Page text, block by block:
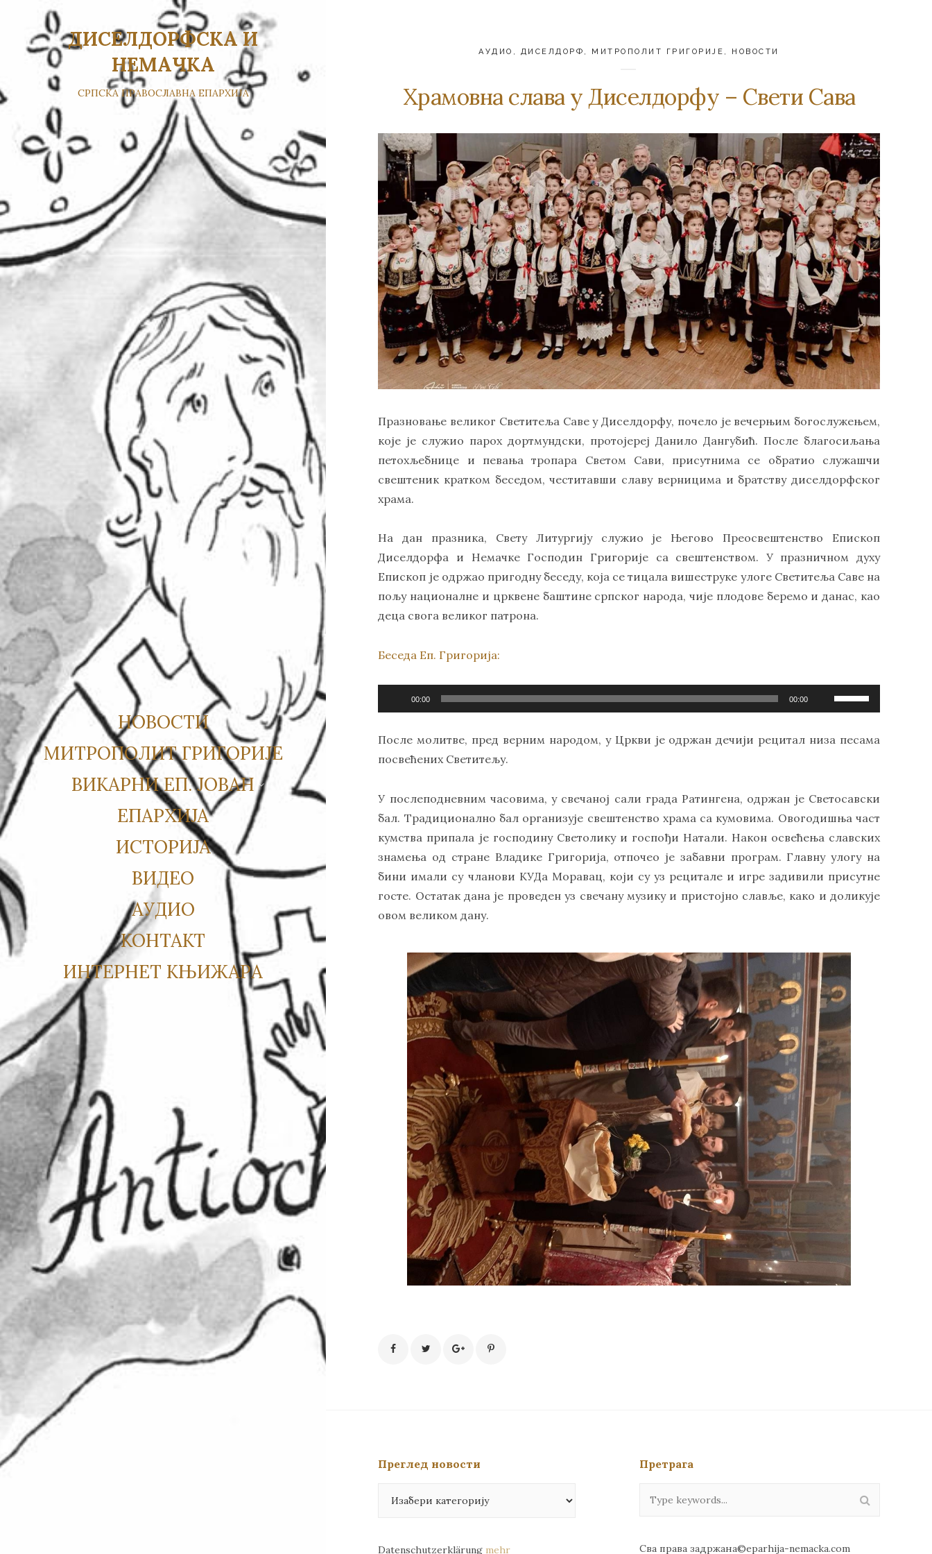
ДИСЕЛДОРФСКА И
НЕМАЧКА
СРПСКА ПРАВОСЛАВНА ЕПАРХИЈА
НОВОСТИ
МИТРОПОЛИТ ГРИГОРИЈЕ
ВИКАРНИ ЕП. ЈОВАН
ЕПАРХИЈА
ИСТОРИЈА
ВИДЕО
АУДИО
КОНТАКТ
ИНТЕРНЕТ КЊИЖАРА
АУДИО , ДИСЕЛДОРФ , МИТРОПОЛИТ ГРИГОРИЈЕ , НОВОСТИ
Храмовна слава у Диселдорфу – Свети Сава
Празновање великог Светитеља Саве у Диселдорфу, почело је вечерњим богослужењем,
које је служио парох дортмундски, протојереј Данило Дангубић. После благосиљања
петохљебнице и певања тропара Светом Сави, присутнима се обратио служашчи
свештеник кратком беседом, честитавши славу верницима и братству диселдорфског
храма.
На дан празника, Свету Литургију служио је Његово Преосвештенство Епископ
Диселдорфа и Немачке Господин Григорије са свештенством. У празничном духу
Епископ је одржао пригодну беседу, која се тицала вишеструке улоге Светитеља Саве на
пољу националне и црквене баштине српског народа, чије плодове беремо и данас, као
деца свога великог патрона.
Беседа Еп. Григорија:
Прегледач
звучних
записа
00:00 00:00
доле
или
После молитве, пред верним народом, у Цркви је одржан дечији рецитал низа песама
посвећених Светитељу.
У послеподневним часовима, у свечаној сали града Ратингена, одржан је Светосавски
бал. Традиционално бал организује свештенство храма са кумовима. Овогодишња част
кумства припала је господину Светолику и госпођи Натали. Након освећења славских
знамења од стране Владике Григорија, отпочео је забавни програм. Главну улогу на
бини имали су чланови КУДа Моравац, који су уз рецитале и игре задивили присутне
госте. Остатак дана је проведен уз свечану музику и пристојно славље, како и доликује
овом великом дану.
Преглед новости
новости
Datenschutzerklärung mehr
Претрага
Сва права задржана©eparhija-nemacka.com